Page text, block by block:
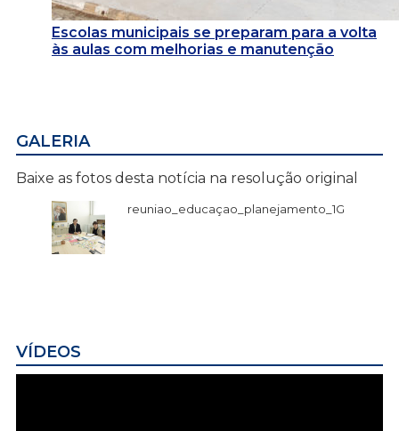
Escolas municipais se preparam para a volta
às aulas com melhorias e manutenção
GALERIA
Baixe as fotos desta notícia na resolução original
reuniao_educaçao_planejamento_1G
VÍDEOS